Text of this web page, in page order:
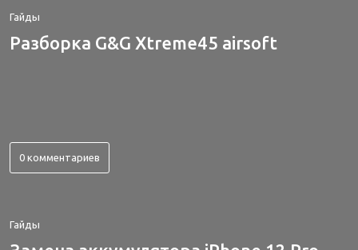
Гайды
Разборка G&G Xtreme45 airsoft
0 комментариев
Гайды